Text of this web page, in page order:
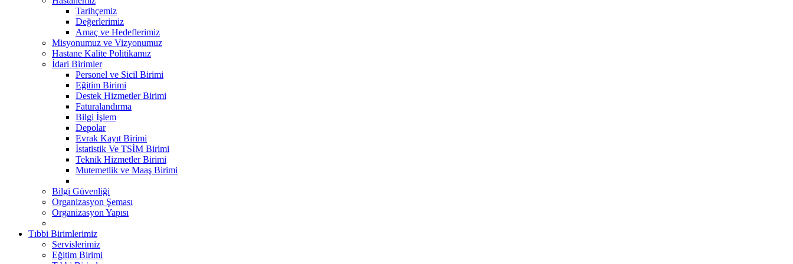
Tarihçemiz
Değerlerimiz
Amaç ve Hedeflerimiz
Misyonumuz ve Vizyonumuz
Hastane Kalite Politikamız
İdari Birimler
Personel ve Sicil Birimi
Eğitim Birimi
Destek Hizmetler Birimi
Faturalandırma
Bilgi İşlem
Depolar
Evrak Kayıt Birimi
İstatistik Ve TSİM Birimi
Teknik Hizmetler Birimi
Mutemetlik ve Maaş Birimi
Bilgi Güvenliği
Organizasyon Şeması
Organizasyon Yapısı
Tıbbi Birimlerimiz
Servislerimiz
Eğitim Birimi